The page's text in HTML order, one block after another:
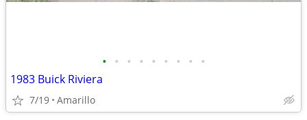
• • • • • • • • •
1983 Buick Riviera
7/19 Amarillo